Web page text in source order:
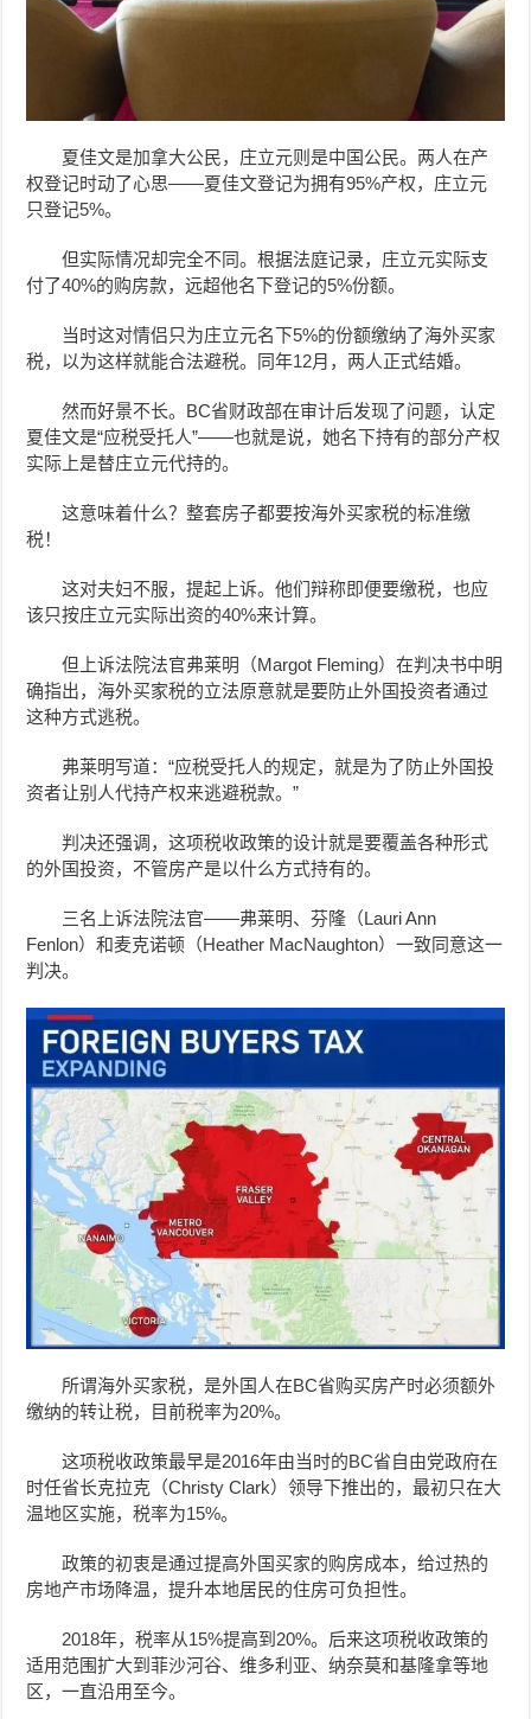
夏佳文是加拿大公民，庄立元则是中国公民。两人在产
权登记时动了心思——夏佳文登记为拥有95%产权，庄立元
只登记5%。
但实际情况却完全不同。根据法庭记录，庄立元实际支
付了40%的购房款，远超他名下登记的5%份额。
当时这对情侣只为庄立元名下5%的份额缴纳了海外买家
税，以为这样就能合法避税。同年12月，两人正式结婚。
然而好景不长。BC省财政部在审计后发现了问题，认定
夏佳文是“应税受托人”——也就是说，她名下持有的部分产权
实际上是替庄立元代持的。
这意味着什么？整套房子都要按海外买家税的标准缴
税！
这对夫妇不服，提起上诉。他们辩称即便要缴税，也应
该只按庄立元实际出资的40%来计算。
但上诉法院法官弗莱明（Margot Fleming）在判决书中明
确指出，海外买家税的立法原意就是要防止外国投资者通过
这种方式逃税。
弗莱明写道：“应税受托人的规定，就是为了防止外国投
资者让别人代持产权来逃避税款。”
判决还强调，这项税收政策的设计就是要覆盖各种形式
的外国投资，不管房产是以什么方式持有的。
三名上诉法院法官——弗莱明、芬隆（Lauri Ann
Fenlon）和麦克诺顿（Heather MacNaughton）一致同意这一
判决。
所谓海外买家税，是外国人在BC省购买房产时必须额外
缴纳的转让税，目前税率为20%。
这项税收政策最早是2016年由当时的BC省自由党政府在
时任省长克拉克（Christy Clark）领导下推出的，最初只在大
温地区实施，税率为15%。
政策的初衷是通过提高外国买家的购房成本，给过热的
房地产市场降温，提升本地居民的住房可负担性。
2018年，税率从15%提高到20%。后来这项税收政策的
适用范围扩大到菲沙河谷、维多利亚、纳奈莫和基隆拿等地
区，一直沿用至今。